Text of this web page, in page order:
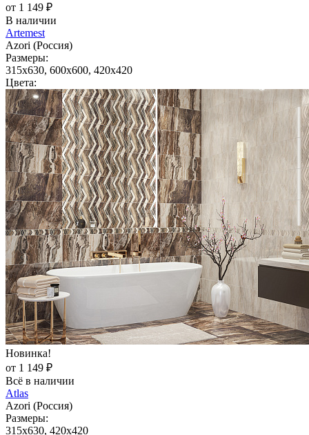
от 1 149 ₽
В наличии
Artemest
Azori (Россия)
Размеры:
315x630, 600x600, 420x420
Цвета:
Новинка!
от 1 149 ₽
Всё в наличии
Atlas
Azori (Россия)
Размеры:
315x630, 420x420